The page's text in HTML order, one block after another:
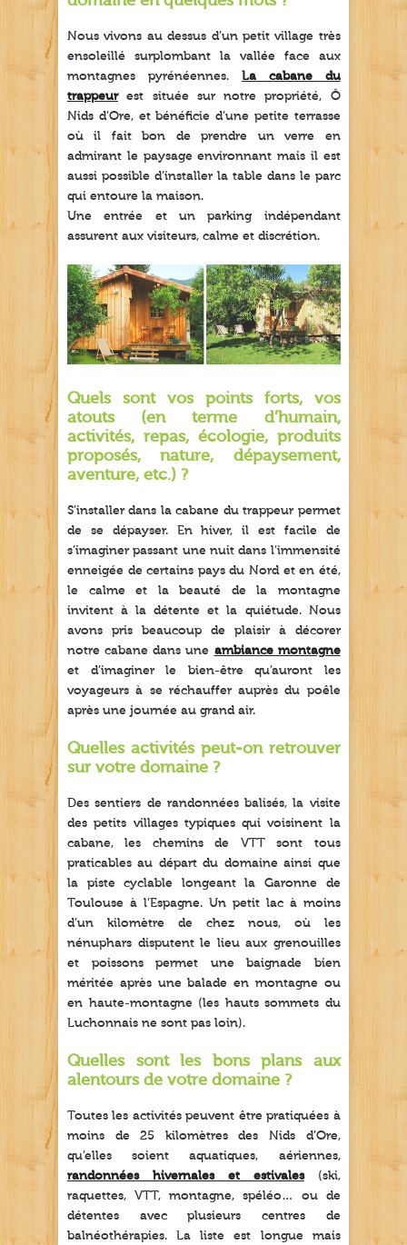
Nous vivons au dessus d’un petit village très
ensoleillé surplombant la vallée face aux
montagnes pyrénéennes. La cabane du
trappeurest située sur notre propriété, Ô
Nids d’Ore, et bénéficie d’une petite terrasse
où il fait bon de prendre un verre en
admirant le paysage environnant mais il est
aussi possible d’installer la table dans le parc
qui entoure la maison.
Une entrée et un parking indépendant
assurent aux visiteurs, calme et discrétion.
Quels sont vos points forts, vos
atouts (en terme d’humain,
activités, repas, écologie, produits
proposés, nature, dépaysement,
aventure, etc.) ?
S’installer dans la cabane du trappeur permet
de se dépayser. En hiver, il est facile de
s’imaginer passant une nuit dans l’immensité
enneigée de certains pays du Nord et en été,
le calme et la beauté de la montagne
invitent à la détente et la quiétude. Nous
avons pris beaucoup de plaisir à décorer
notre cabane dans une ambiance montagne
et d’imaginer le bien-être qu’auront les
voyageurs à se réchauffer auprès du poêle
après une journée au grand air.
Quelles activités peut-on retrouver
sur votre domaine ?
Des sentiers de randonnées balisés, la visite
des petits villages typiques qui voisinent la
cabane, les chemins de VTT sont tous
praticables au départ du domaine ainsi que
la piste cyclable longeant la Garonne de
Toulouse à l’Espagne. Un petit lac à moins
d’un kilomètre de chez nous, où les
nénuphars disputent le lieu aux grenouilles
et poissons permet une baignade bien
méritée après une balade en montagne ou
en haute-montagne (les hauts sommets du
Luchonnais ne sont pas loin).
Quelles sont les bons plans aux
alentours de votre domaine ?
Toutes les activités peuvent être pratiquées à
moins de 25 kilomètres des Nids d’Ore,
qu’elles soient aquatiques, aériennes,
randonnées hivernales et estivales(ski,
raquettes, VTT, montagne, spéléo… ou de
détentes avec plusieurs centres de
balnéothérapies. La liste est longue mais